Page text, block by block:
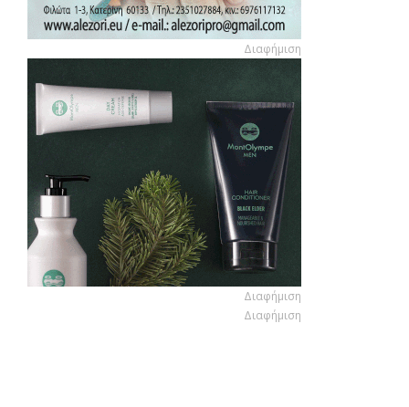
Διαφήμιση
Διαφήμιση
Διαφήμιση